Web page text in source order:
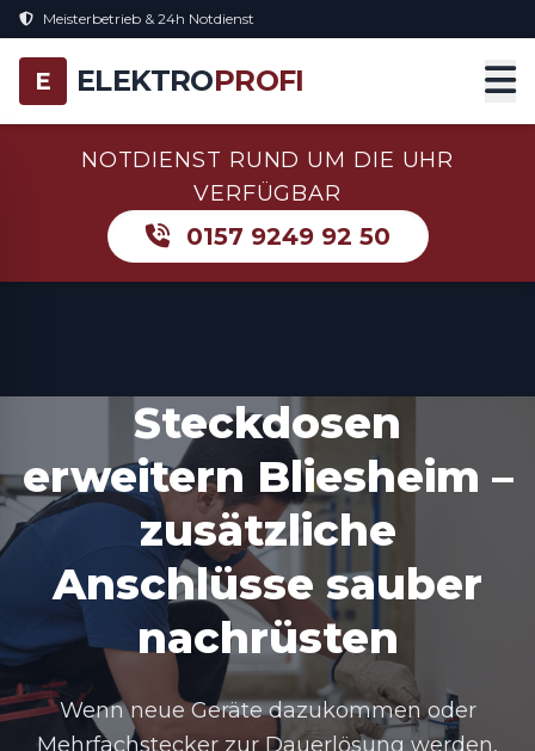
Meisterbetrieb & 24h Notdienst
E ELEKTROPROFI
NOTDIENST RUND UM DIE UHR
VERFÜGBAR
0157 9249 92 50
Steckdosen
erweitern Bliesheim –
zusätzliche
Anschlüsse sauber
nachrüsten
Wenn neue Geräte dazukommen oder
Mehrfachstecker zur Dauerlösung werden,